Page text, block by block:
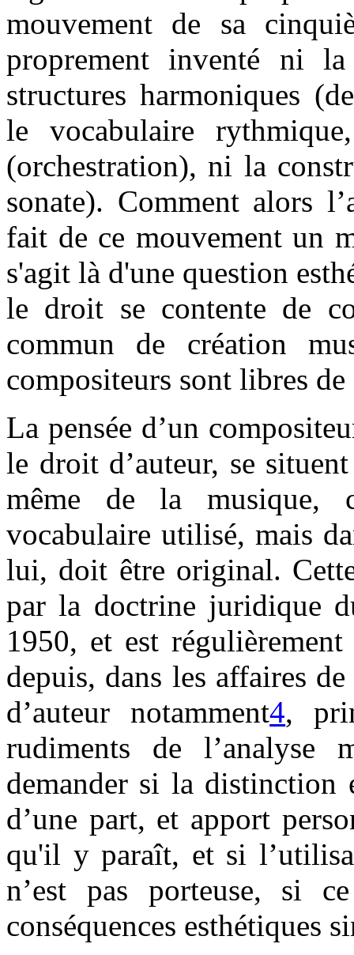
mouvement de sa
proprement inventé ni
structures harmoniques
le vocabulaire
(orchestration), ni la
sonate). Comment alors
fait de ce mouvement un
s'agit là d'une question
le droit se contente de
commun de création
compositeurs sont libres
La pensée d’un
le droit d’auteur, se
même de la musique,
vocabulaire utilisé, mais
lui, doit être original.
par la doctrine juridique
1950, et est
depuis, dans les affaires
d’auteur notamment4,
rudiments de l’analyse
demander si la
d’une part, et apport
qu'il y paraît, et si
n’est pas porteuse, si
conséquences esthétiques